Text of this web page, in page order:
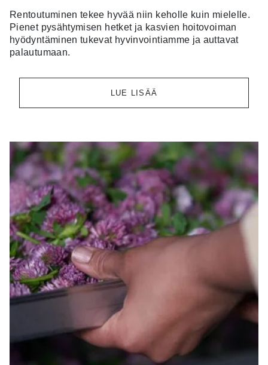
Rentoutuminen tekee hyvää niin keholle kuin mielelle.
Pienet pysähtymisen hetket ja kasvien hoitovoiman
hyödyntäminen tukevat hyvinvointiamme ja auttavat
palautumaan.
LUE LISÄÄ